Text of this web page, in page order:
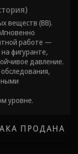
веществ (ВВ).
работе —
фигуранте,
давление.
уровне.
ПРОДАНА